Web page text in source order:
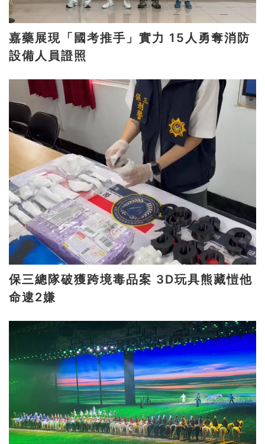
嘉藥展現「國考推手」實力 15人勇奪消防
設備人員證照
保三總隊破獲跨境毒品案 3D玩具熊藏愷他
命逮2嫌